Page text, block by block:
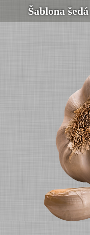
Šablona šedá